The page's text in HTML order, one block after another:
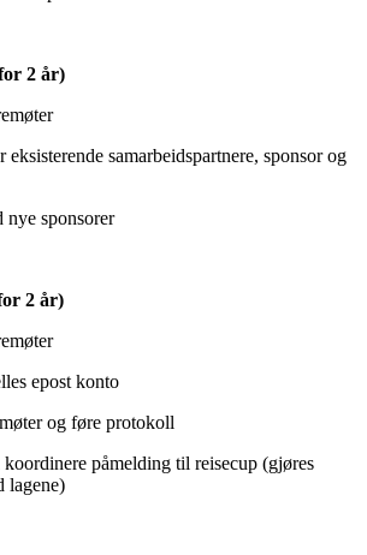
2 år)
samarbeidspartnere, sponsor og
nye sponsorer
2 år)
epost konto
og føre protokoll
påmelding til reisecup (gjøres
lagene)